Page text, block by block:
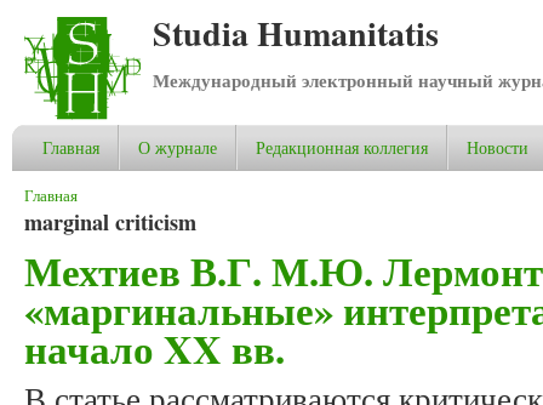
Studia Humanitatis
Международный электронный научный
Главная О журнале Редакционная коллегия Новости
Вы здесь
Главная
marginal criticism
Мехтиев В.Г. М.Ю.
«маргинальные»
начало XX вв.